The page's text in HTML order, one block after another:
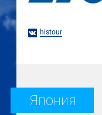
histour
Япония